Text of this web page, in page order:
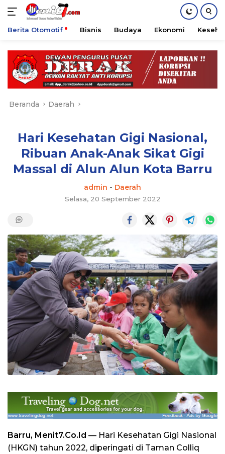
konten
Berita Otomotif Bisnis Budaya Ekonomi
Beranda Daerah
Hari Kesehatan Gigi Nasional,
Ribuan Anak-Anak Sikat Gigi
Massal di Alun Alun Kota Barru
admin - Daerah
Selasa, 20 September 2022
Barru, Menit7.Co.Id — Hari Kesehatan Gigi Nasional
(HKGN) tahun 2022, diperingati di Taman Colliq